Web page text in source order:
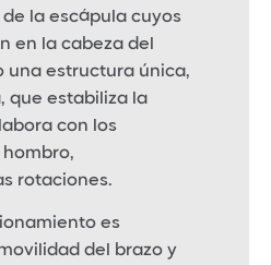
la escápula cuyos
en la cabeza del
una estructura única,
que estabiliza la
con los
rotaciones.
es
del brazo y